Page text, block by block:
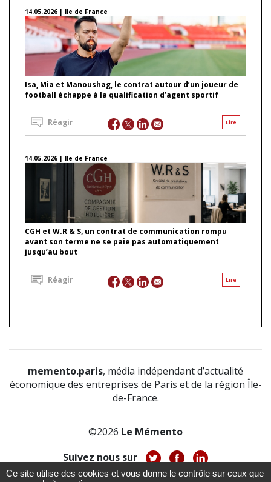
14.05.2026 | Ile de France
Isa, Mia et Manoushag, le contrat autour d’un joueur de
football échappe à la qualification d’agent sportif
Lire
Réagir
14.05.2026 | Ile de France
CGH et W.R & S, un contrat de communication rompu
avant son terme ne se paie pas automatiquement
jusqu’au bout
Lire
Réagir
memento.paris, média indépendant d’actualité
économique des entreprises de Paris et de la région Île-
de-France.
©2026 Le Mémento
Suivez nous sur
Ce site utilise des cookies et vous donne le contrôle sur ceux que